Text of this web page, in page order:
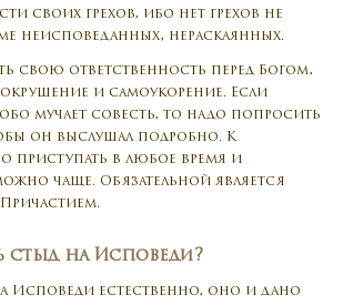
своих грехов, ибо нет грехов не
неисповеданных, нераскаянных.
свою ответственность перед Богом,
и самоукорение. Если
мучает совесть, то надо попросить
он выслушал подробно. К
приступать в любое время и
чаще. Обязательной является
стыд на Исповеди?
Исповеди естественно, оно и дано